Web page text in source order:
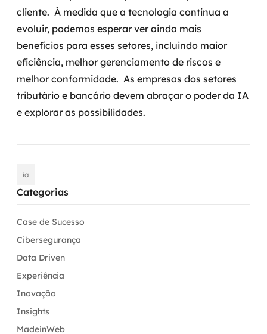
cliente. À medida que a tecnologia continua a
evoluir, podemos esperar ver ainda mais
benefícios para esses setores, incluindo maior
eficiência, melhor gerenciamento de riscos e
melhor conformidade. As empresas dos setores
tributário e bancário devem abraçar o poder da IA
e explorar as possibilidades.
ia
Categorias
Case de Sucesso
Cibersegurança
Data Driven
Experiência
Inovação
Insights
MadeinWeb